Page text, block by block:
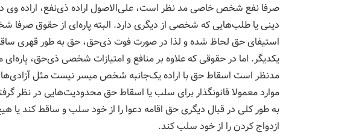
صرفا نفع شخص خاصی مد نظر است، علی‌الاصول اراده ذی‌نفع، اراده وی
دینی یا طلب‌هایی که شخصی از دیگری دارد. البته پاره‌ای از حقوق
استیفای حق لحاظ شده و لذا در صورت فوت ذی‌حق، حق به طور قهری
یکدیگر. اما در حقوقی که علاوه بر منافع و امتیازات شخصی ذی‌حق،
مدنظر است اسقاط حق با اراده یک‌جانبه شخص میسر نیست مثل
موارد معمولا قانونگذار برای سلب یا اسقاط حق محدودیت‌هایی در نظر
به طور کلی در قبال دیگری حق اقامه دعوا را از خود سلب و ساقط کند
ازدواج کردن را از خود سلب کند.